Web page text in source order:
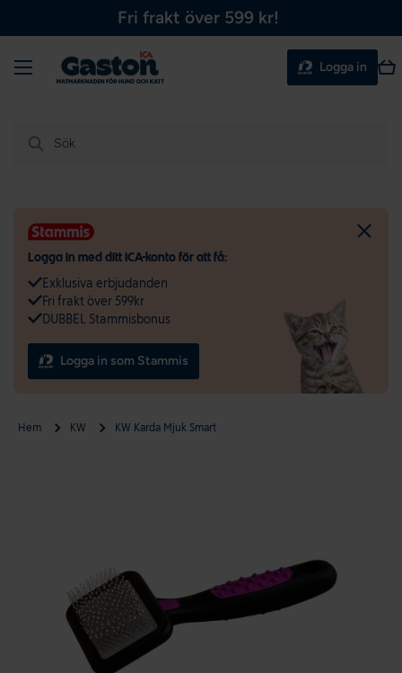
Hoppa till innehålletFri frakt över 599 kr!
Meny Logga in
Sök
Logga in med ditt ICA-konto för att få:
Exklusiva erbjudanden
Fri frakt över 599kr
DUBBEL Stammisbonus
Logga in som Stammis
Hem KW KW Karda Mjuk Smart